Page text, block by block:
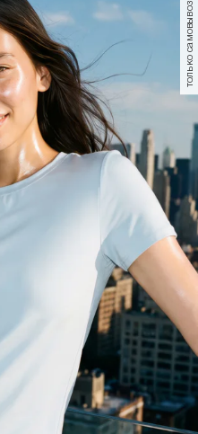
только самовывоз